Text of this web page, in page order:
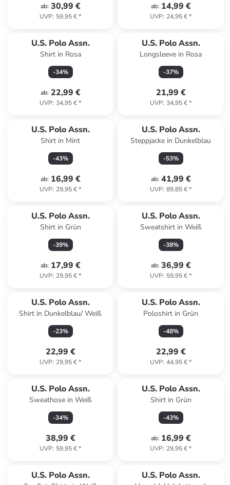
ab: 30,99 €
UVP: 59,95 €*
ab: 14,99 €
UVP: 24,95 €*
U.S. Polo Assn.
Shirt in Rosa
-34%
ab: 22,99 €
UVP: 34,95 €*
U.S. Polo Assn.
Longsleeve in Rosa
-37%
21,99 €
UVP: 34,95 €*
U.S. Polo Assn.
Shirt in Mint
-43%
ab: 16,99 €
UVP: 29,95 €*
U.S. Polo Assn.
Steppjacke in Dunkelblau
-53%
ab: 41,99 €
UVP: 89,85 €*
U.S. Polo Assn.
Shirt in Grün
-39%
ab: 17,99 €
UVP: 29,95 €*
U.S. Polo Assn.
Sweatshirt in Weiß
-38%
ab: 36,99 €
UVP: 59,95 €*
U.S. Polo Assn.
Shirt in Dunkelblau/ Weiß
-23%
22,99 €
UVP: 29,95 €*
U.S. Polo Assn.
Poloshirt in Grün
-48%
22,99 €
UVP: 44,95 €*
U.S. Polo Assn.
Sweathose in Weiß
-34%
38,99 €
UVP: 59,95 €*
U.S. Polo Assn.
Shirt in Grün
-43%
ab: 16,99 €
UVP: 29,95 €*
U.S. Polo Assn. U.S. Polo Assn.